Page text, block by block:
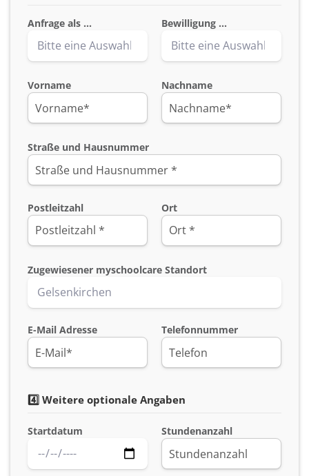
Anfrage als ... Bewilligung ...
Vorname Nachname
Straße und Hausnummer
Postleitzahl Ort
Zugewiesener myschoolcare Standort
E-Mail Adresse Telefonnummer
4️⃣ Weitere optionale Angaben
Startdatum Stundenanzahl